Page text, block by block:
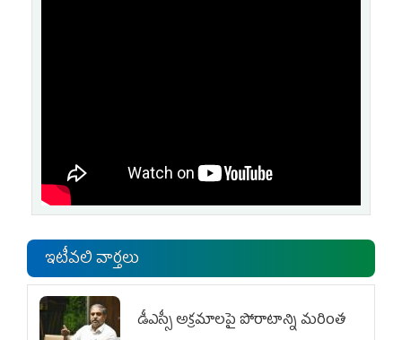
ఇటీవలి వార్తలు
డీఎస్సీ అక్రమాలపై పోరాటాన్ని మరింత